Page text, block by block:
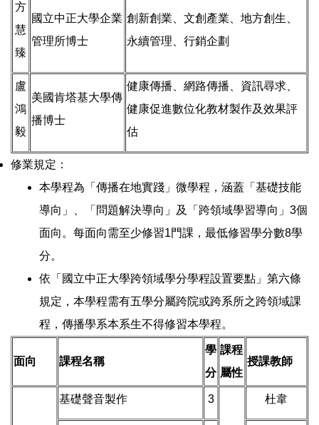
方
慧
臻
國立中正大學企業
管理所博士
創新創業、文創產業、地方創生、
永續管理、行銷企劃
盧
鴻
毅
美國肯塔基大學傳
播博士
健康傳播、網路傳播、資訊尋求、
健康促進數位化教材製作及效果評
估
修業規定：
本學程為「傳播在地實踐」微學程，涵蓋「基礎技能
導向」、「問題解決導向」及「跨領域學習導向」3個
面向。每面向需至少修習1門課，最低修習學分數8學
分。
依「國立中正大學跨領域學分學程設置要點」第六條
規定，本學程需有五學分屬跨院或跨系所之跨領域課
程，傳播學系本系生不得修習本學程。
面向 課程名稱
學
分
課程
屬性
授課教師
基礎聲音製作 3 杜韋